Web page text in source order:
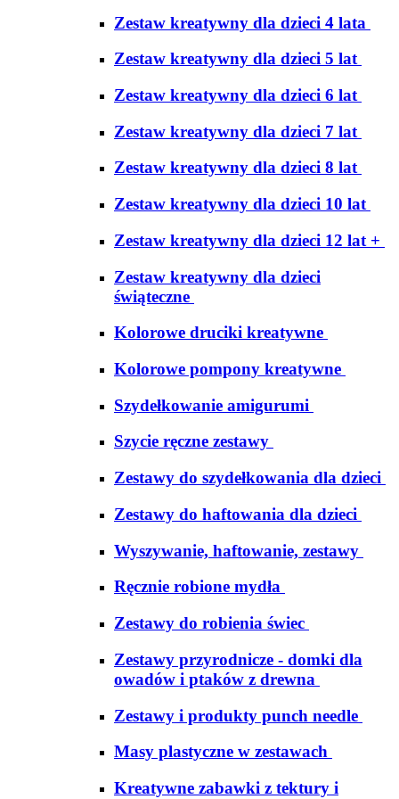
Zestaw kreatywny dla dzieci 4 lata
Zestaw kreatywny dla dzieci 5 lat
Zestaw kreatywny dla dzieci 6 lat
Zestaw kreatywny dla dzieci 7 lat
Zestaw kreatywny dla dzieci 8 lat
Zestaw kreatywny dla dzieci 10 lat
Zestaw kreatywny dla dzieci 12 lat +
Zestaw kreatywny dla dzieci
świąteczne
Kolorowe druciki kreatywne
Kolorowe pompony kreatywne
Szydełkowanie amigurumi
Szycie ręczne zestawy
Zestawy do szydełkowania dla dzieci
Zestawy do haftowania dla dzieci
Wyszywanie, haftowanie, zestawy
Ręcznie robione mydła
Zestawy do robienia świec
Zestawy przyrodnicze - domki dla
owadów i ptaków z drewna
Zestawy i produkty punch needle
Masy plastyczne w zestawach
Kreatywne zabawki z tektury i